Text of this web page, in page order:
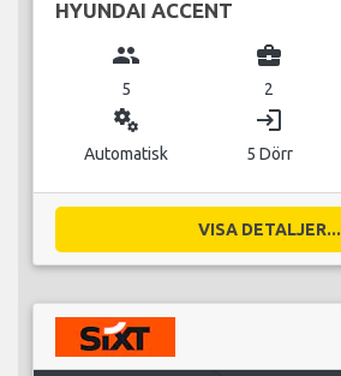
HYUNDAI ACCENT
group
5
business_center
2
miscellaneous_services
Automatisk
login
5 Dörr
VISA DETALJER...